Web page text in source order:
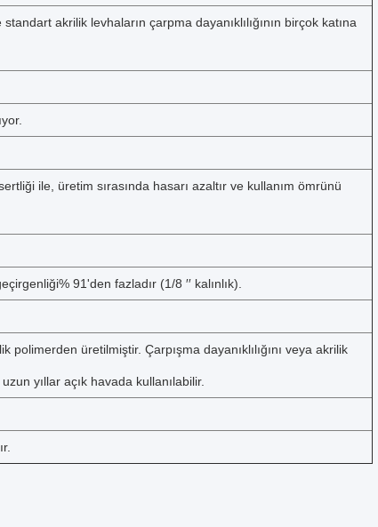
akrilik levhaların çarpma dayanıklılığının birçok katına
ile, üretim sırasında hasarı azaltır ve kullanım ömrünü
91'den fazladır (1/8 ′′ kalınlık).
polimerden üretilmiştir. Çarpışma dayanıklılığını veya akrilik
yıllar açık havada kullanılabilir.